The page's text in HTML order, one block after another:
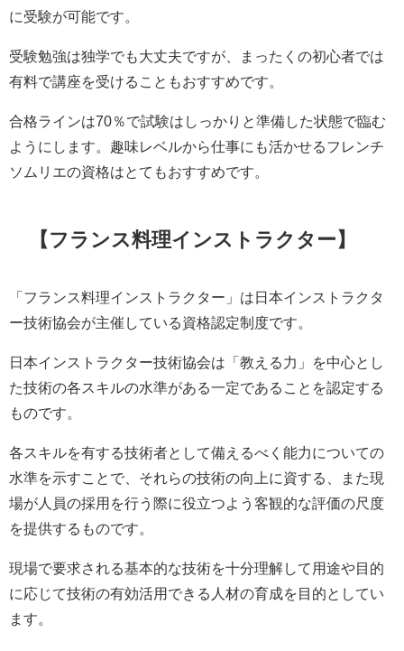
に受験が可能です。
受験勉強は独学でも大丈夫ですが、まったくの初心者では
有料で講座を受けることもおすすめです。
合格ラインは70％で試験はしっかりと準備した状態で臨む
ようにします。趣味レベルから仕事にも活かせるフレンチ
ソムリエの資格はとてもおすすめです。
【フランス料理インストラクター】
「フランス料理インストラクター」は日本インストラクタ
ー技術協会が主催している資格認定制度です。
日本インストラクター技術協会は「教える力」を中心とし
た技術の各スキルの水準がある一定であることを認定する
ものです。
各スキルを有する技術者として備えるべく能力についての
水準を示すことで、それらの技術の向上に資する、また現
場が人員の採用を行う際に役立つよう客観的な評価の尺度
を提供するものです。
現場で要求される基本的な技術を十分理解して用途や目的
に応じて技術の有効活用できる人材の育成を目的としてい
ます。